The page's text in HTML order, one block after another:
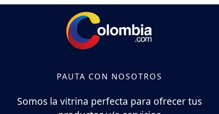
PAUTA CON NOSOTROS
Somos la vitrina perfecta para ofrecer tus